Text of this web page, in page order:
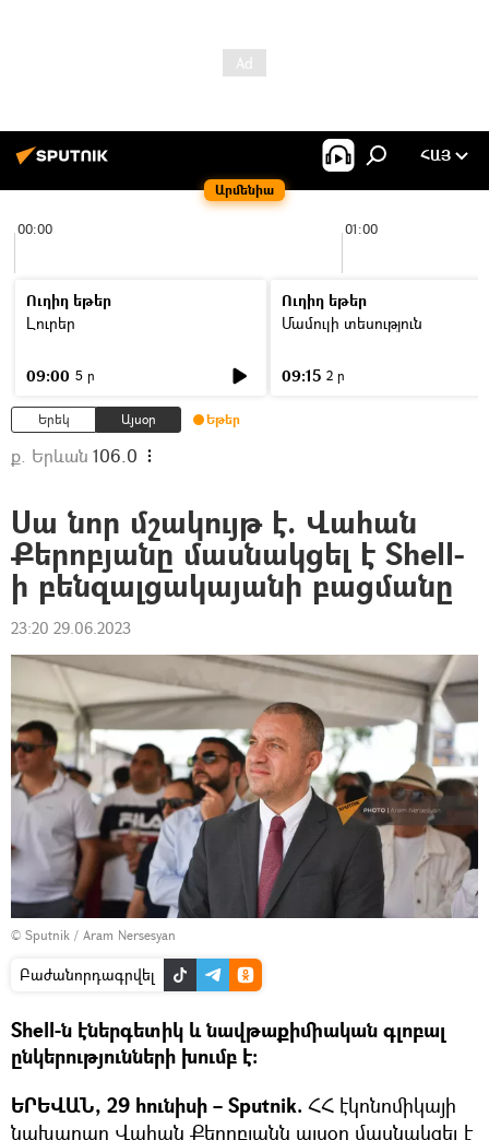
Արմենիա
ՀԱՅ
00:00 01:00
Ուղիղ եթեր
Լուրեր
09:00 5 ր
Ուղիղ եթեր
Մամուլի տեսություն
09:15 2 ր
Երեկ Այսօր Եթեր
ք. Երևան 106.0
Սա նոր մշակույթ է. Վահան
Քերոբյանը մասնակցել է Shell-
ի բենզալցակայանի բացմանը
23:20 29.06.2023
© Sputnik / Aram Nersesyan
Բաժանորդագրվել
Shell-ն էներգետիկ և նավթաքիմիական գլոբալ
ընկերությունների խումբ է։
ԵՐԵՎԱՆ, 29 հունիսի – Sputnik. ՀՀ էկոնոմիկայի
նախարար Վահան Քերոբյանն այսօր մասնակցել է